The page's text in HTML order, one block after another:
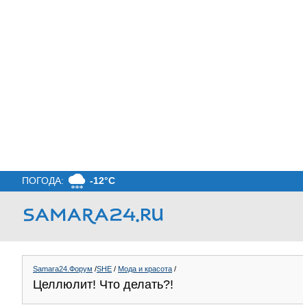
ПОГОДА: -12°C
Samara24.Форум /SHE / Мода и красота /
Целлюлит! Что делать?!